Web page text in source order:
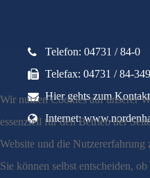
Telefon: 04731 / 84-0
Telefax: 04731 / 84-349
Hier gehts zum
Internet:
Wir nutzen Cookies auf unserer
essenziell für den Betrieb der
Website und die Nutzererfahrung
Sie können selbst entscheiden,